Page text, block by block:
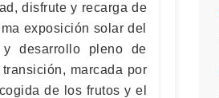
disfrute y recarga de
exposición solar del
desarrollo pleno de
marcada por
de los frutos y el